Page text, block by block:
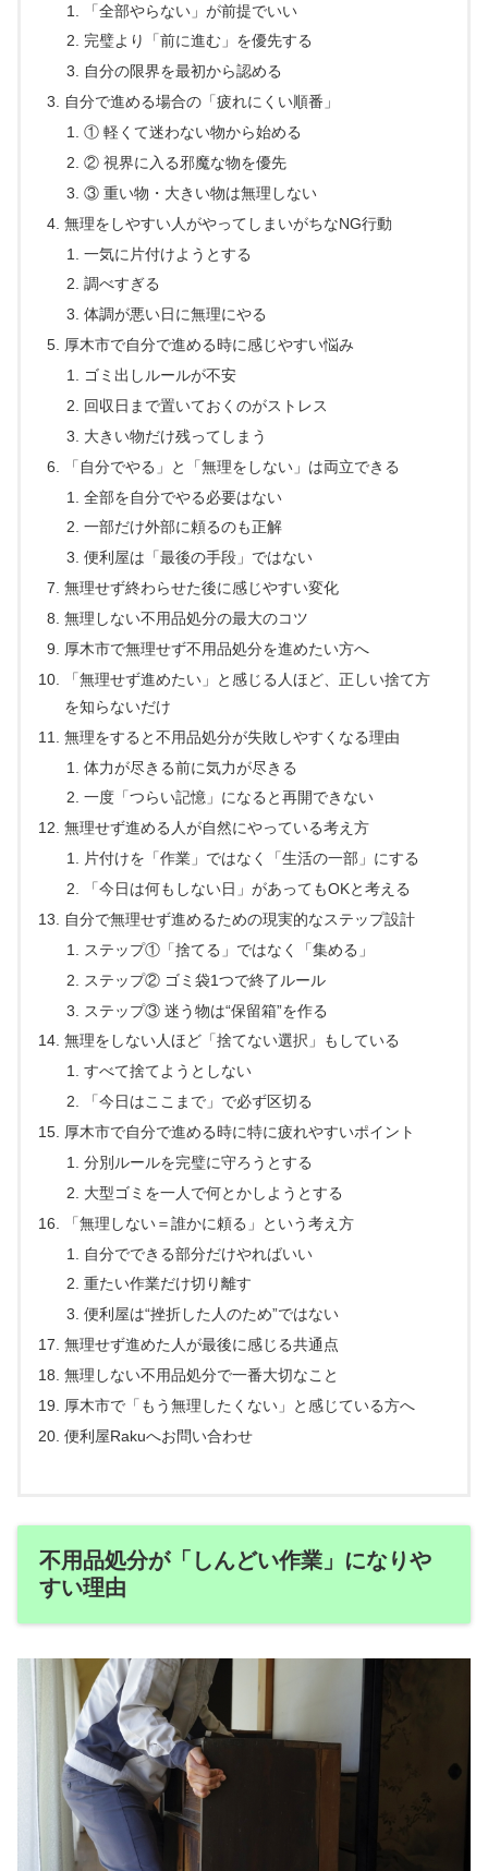
「全部やらない」が前提でいい
完璧より「前に進む」を優先する
自分の限界を最初から認める
自分で進める場合の「疲れにくい順番」
① 軽くて迷わない物から始める
② 視界に入る邪魔な物を優先
③ 重い物・大きい物は無理しない
無理をしやすい人がやってしまいがちなNG行動
一気に片付けようとする
調べすぎる
体調が悪い日に無理にやる
厚木市で自分で進める時に感じやすい悩み
ゴミ出しルールが不安
回収日まで置いておくのがストレス
大きい物だけ残ってしまう
「自分でやる」と「無理をしない」は両立できる
全部を自分でやる必要はない
一部だけ外部に頼るのも正解
便利屋は「最後の手段」ではない
無理せず終わらせた後に感じやすい変化
無理しない不用品処分の最大のコツ
厚木市で無理せず不用品処分を進めたい方へ
「無理せず進めたい」と感じる人ほど、正しい捨て方
を知らないだけ
無理をすると不用品処分が失敗しやすくなる理由
体力が尽きる前に気力が尽きる
一度「つらい記憶」になると再開できない
無理せず進める人が自然にやっている考え方
片付けを「作業」ではなく「生活の一部」にする
「今日は何もしない日」があってもOKと考える
自分で無理せず進めるための現実的なステップ設計
ステップ①「捨てる」ではなく「集める」
ステップ② ゴミ袋1つで終了ルール
ステップ③ 迷う物は“保留箱”を作る
無理をしない人ほど「捨てない選択」もしている
すべて捨てようとしない
「今日はここまで」で必ず区切る
厚木市で自分で進める時に特に疲れやすいポイント
分別ルールを完璧に守ろうとする
大型ゴミを一人で何とかしようとする
「無理しない＝誰かに頼る」という考え方
自分でできる部分だけやればいい
重たい作業だけ切り離す
便利屋は“挫折した人のため”ではない
無理せず進めた人が最後に感じる共通点
無理しない不用品処分で一番大切なこと
厚木市で「もう無理したくない」と感じている方へ
便利屋Rakuへお問い合わせ
不用品処分が「しんどい作業」になりや
すい理由